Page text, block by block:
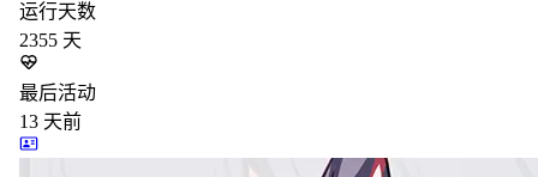
运行天数
2355 天
最后活动
13 天前